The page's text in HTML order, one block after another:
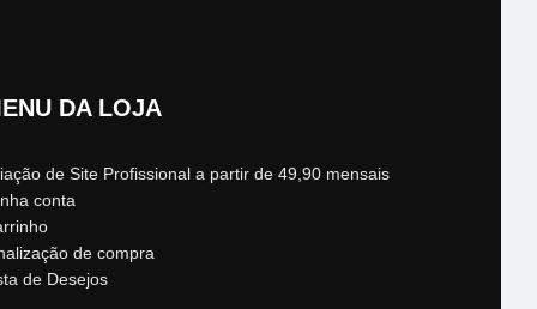
DA LOJA
de Site Profissional a partir de 49,90 mensais
conta
de compra
de Desejos